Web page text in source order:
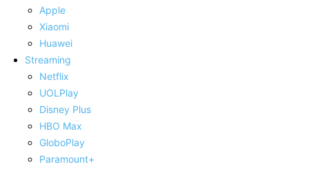
Apple
Xiaomi
Huawei
Streaming
Netflix
UOLPlay
Disney Plus
HBO Max
GloboPlay
Paramount+